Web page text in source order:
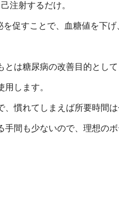
注射するだけ。
促すことで、血糖値を下
は糖尿病の改善目的とし
します。
慣れてしまえば所要時間は
間も少ないので、理想の